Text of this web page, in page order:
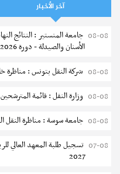
آخر الأخبار
08-08 جامعة المنستير : النتائج
الأسنان والصيدلة - دورة 2026
08-08 شركة النقل بتونس : مناظرة
08-08 وزارة النقل : قائمة
08-08 جامعة سوسة : مناظرة النقل
07-08
2027